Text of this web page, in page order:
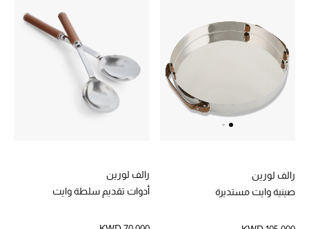
رالف لورين
صينية وايت مستديرة
رالف لورين
أدوات تقديم سلطة وايت